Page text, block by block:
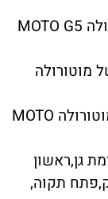
הקרוב החלפת מסך טא'צ + LCD למוטורולה MOTO G5
מוטורולה
* מסך מקורי : של מסך טא'צ + LCD ל מוטורולה MOTO
גן,ראשון
תקוה,